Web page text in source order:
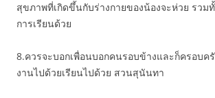
สุขภาพที่เกิดขึ้นกับร่างกายของน้องจะห่วย รวม
การเรียนด้วย
8.ควรจะบอกเพื่อนบอกคนรอบข้างและก็ครอบค
งานไปด้วยเรียนไปด้วย สวนสุนันทา